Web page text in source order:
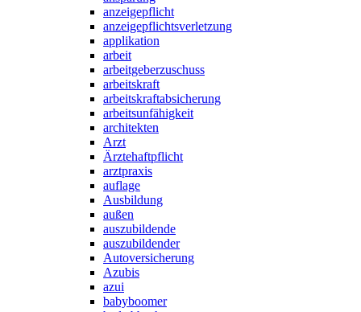
anzeigepflicht
anzeigepflichtsverletzung
applikation
arbeit
arbeitgeberzuschuss
arbeitskraft
arbeitskraftabsicherung
arbeitsunfähigkeit
architekten
Arzt
Ärztehaftpflicht
arztpraxis
auflage
Ausbildung
außen
auszubildende
auszubildender
Autoversicherung
Azubis
azui
babyboomer